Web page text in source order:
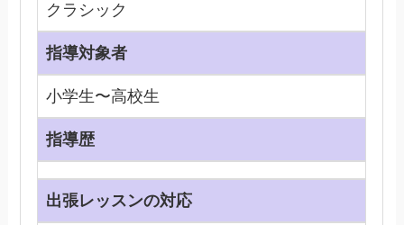
クラシック
指導対象者
小学生〜高校生
指導歴
出張レッスンの対応